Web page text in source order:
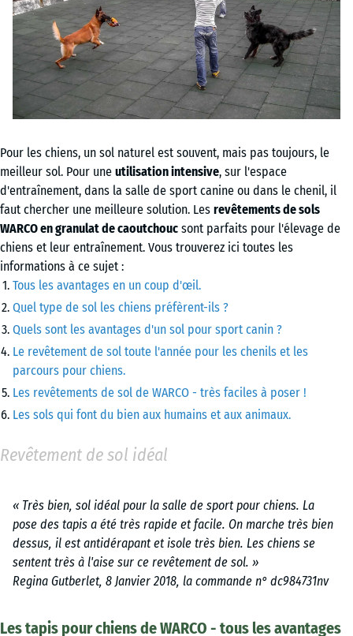
Pour les chiens, un sol naturel est souvent, mais pas toujours, le
meilleur sol. Pour une utilisation intensive, sur l'espace
d'entraînement, dans la salle de sport canine ou dans le chenil, il
faut chercher une meilleure solution. Les revêtements de sols
WARCO en granulat de caoutchouc sont parfaits pour l'élevage de
chiens et leur entraînement. Vous trouverez ici toutes les
informations à ce sujet :
Tous les avantages en un coup d'œil.
Quel type de sol les chiens préfèrent-ils ?
Quels sont les avantages d'un sol pour sport canin ?
Le revêtement de sol toute l'année pour les chenils et les
parcours pour chiens.
Les revêtements de sol de WARCO - très faciles à poser !
Les sols qui font du bien aux humains et aux animaux.
Revêtement de sol idéal
« Très bien, sol idéal pour la salle de sport pour chiens. La
pose des tapis a été très rapide et facile. On marche très bien
dessus, il est antidérapant et isole très bien. Les chiens se
sentent très à l'aise sur ce revêtement de sol. »
Regina Gutberlet, 8 Janvier 2018, la commande n° dc984731nv
Les tapis pour chiens de WARCO - tous les avantages